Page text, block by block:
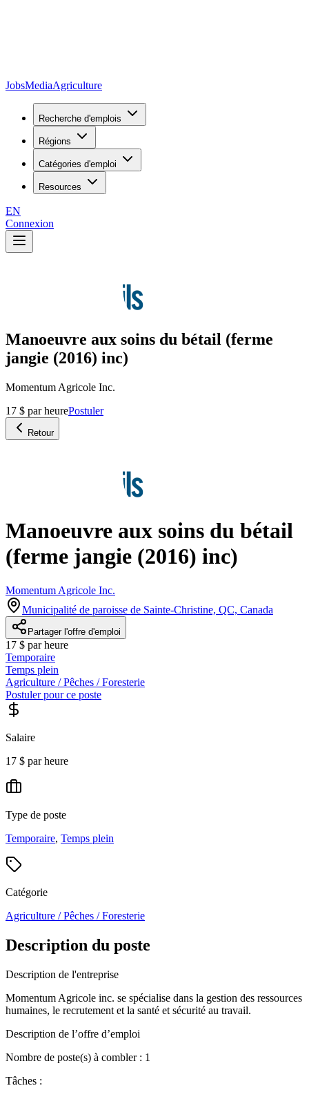
JobsMediaAgriculture
Recherche d'emplois
Régions
Catégories d'emploi
Resources
EN
Connexion
Manoeuvre aux soins du bétail (ferme
jangie (2016) inc)
Momentum Agricole Inc.
17 $ par heurePostuler
Retour
Manoeuvre aux soins du bétail
(ferme jangie (2016) inc)
Momentum Agricole Inc.
Municipalité de paroisse de Sainte-Christine, QC, Canada
Partager l'offre d'emploi
17 $ par heure
Temporaire
Temps plein
Agriculture / Pêches / Foresterie
Postuler pour ce poste
Salaire
17 $ par heure
Type de poste
Temporaire, Temps plein
Catégorie
Agriculture / Pêches / Foresterie
Description du poste
Description de l'entreprise
Momentum Agricole inc. se spécialise dans la gestion des ressources
humaines, le recrutement et la santé et sécurité au travail.
Description de l’offre d’emploi
Nombre de poste(s) à combler : 1
Tâches :